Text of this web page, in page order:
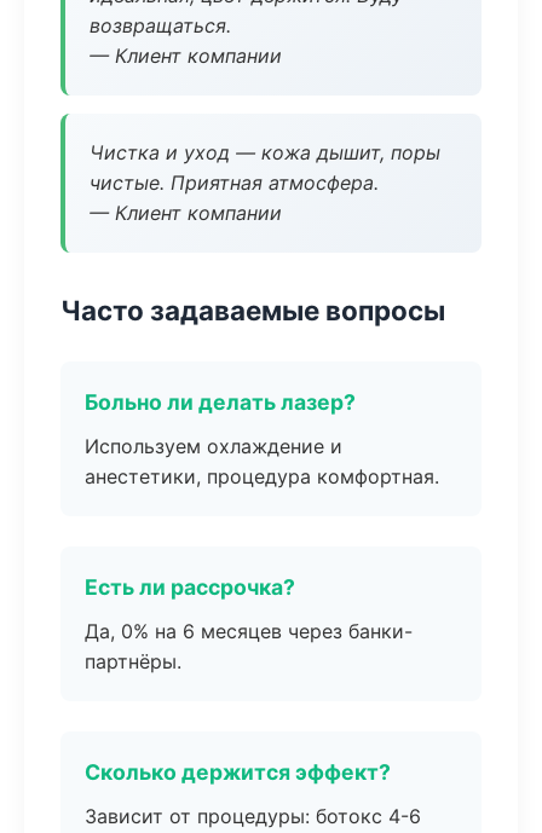
возвращаться.
— Клиент компании
Чистка и уход — кожа дышит, поры
чистые. Приятная атмосфера.
— Клиент компании
Часто задаваемые вопросы
Больно ли делать лазер?
Используем охлаждение и
анестетики, процедура комфортная.
Есть ли рассрочка?
Да, 0% на 6 месяцев через банки-
партнёры.
Сколько держится эффект?
Зависит от процедуры: ботокс 4-6